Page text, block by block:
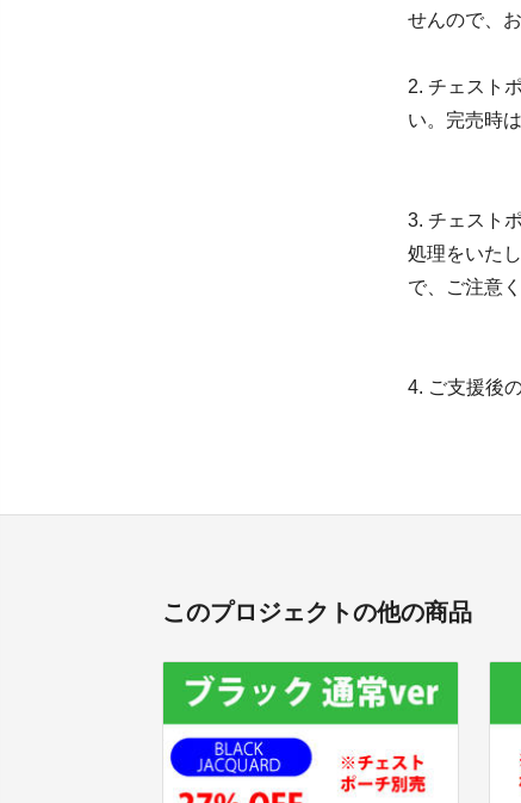
せんので、
2. チェスト
い。完売時
3. チェスト
処理をいた
で、ご注意
4. ご支援後
このプロジェクトの他の商品